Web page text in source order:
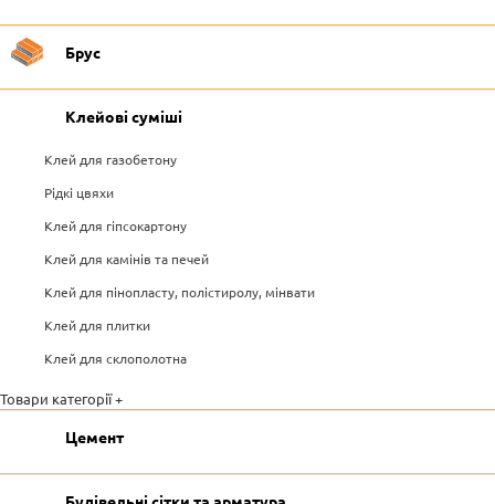
Брус
Клейові суміші
Клей для газобетону
Рідкі цвяхи
Клей для гіпсокартону
Клей для камінів та печей
Клей для пінопласту, полістиролу, мінвати
Клей для плитки
Клей для склополотна
Товари категорії +
Цемент